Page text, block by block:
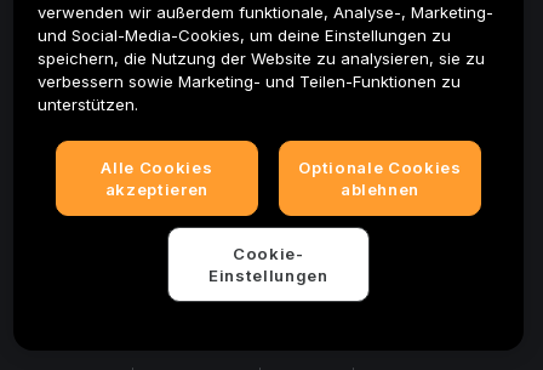
verwenden wir außerdem funktionale, Analyse-, Marketing-
und Social-Media-Cookies, um deine Einstellungen zu
speichern, die Nutzung der Website zu analysieren, sie zu
verbessern sowie Marketing- und Teilen-Funktionen zu
unterstützen.
Alle Cookies
akzeptieren
Optionale Cookies
ablehnen
Cookie-
Einstellungen